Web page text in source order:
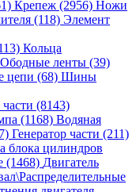
Крепеж (2956) Ножи
(118) Элемент
Кольца
Ободные ленты (39)
цепи (68) Шины
(8143)
(1168) Водяная
Генератор части (211)
блока цилиндров
(1468) Двигатель